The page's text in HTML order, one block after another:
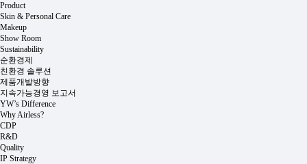
Product
Skin & Personal Care
Makeup
Show Room
Sustainability
순환경제
친환경 솔루션
제품개발방향
지속가능경영 보고서
YW’s Difference
Why Airless?
CDP
R&D
Quality
IP Strategy